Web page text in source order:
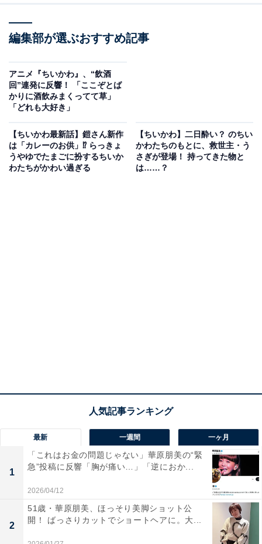
編集部が選ぶおすすめ記事
アニメ『ちいかわ』、“飲酒
回”連発に反響！ 「ここぞとば
かりに酒飲みまくってて草」
「どれも大好き」
【ちいかわ最新話】鎧さん新作
は「カレーのお供」⁉ らっきょ
うやゆでたまごに扮するちいか
わたちがかわい過ぎる
【ちいかわ】二日酔い？ のちい
かわたちのもとに、救世主・う
さぎが登場！ 持ってきた物と
は……？
最新 一週間 一ヶ月
1
「これはお金の問題じゃない」華原朋美の“緊
急”投稿に反響「胸が痛い…」「逆におか...
2026/04/12
2
51歳・華原朋美、ほっそり美脚ショット公
開！ ばっさりカットでショートヘアに。大...